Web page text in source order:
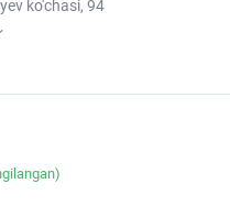
ko'chasi, 94